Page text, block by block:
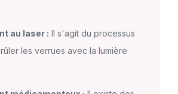
au laser : Il s'agit du processus
les verrues avec la lumière